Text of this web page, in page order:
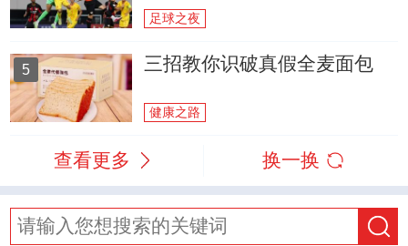
足球之夜
5 三招教你识破真假全麦面包
健康之路
查看更多 换一换